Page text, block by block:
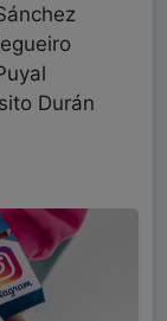
Durán